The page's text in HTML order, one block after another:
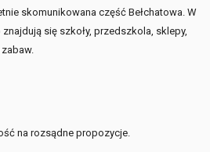
skomunikowana część Bełchatowa. W
się szkoły, przedszkola, sklepy,
na rozsądne propozycje.